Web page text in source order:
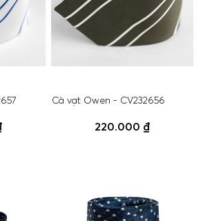
Cà vạt Owen - CV232656
220.000 ₫